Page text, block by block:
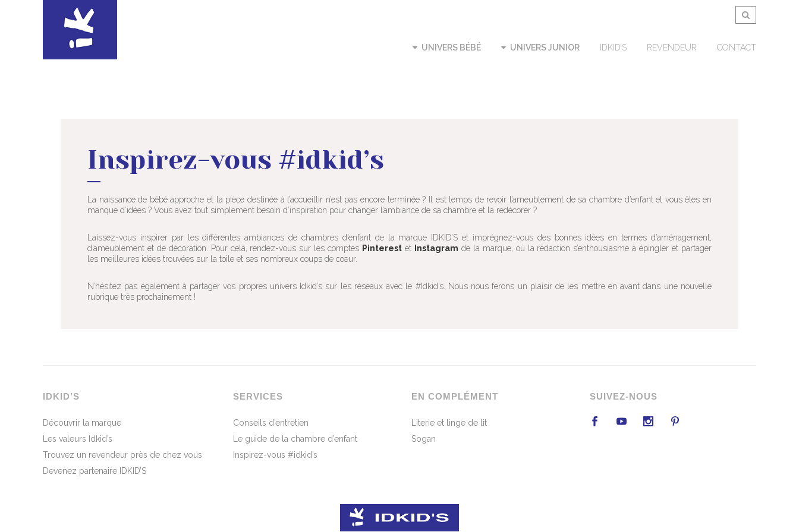
UNIVERS BÉBÉ UNIVERS JUNIOR IDKID’S REVENDEUR CONTACT
Inspirez-vous #idkid’s
La naissance de bébé approche et la pièce destinée à l’accueillir n’est pas encore terminée ? Il est temps de revoir l’ameublement de sa chambre d’enfant et vous êtes en
manque d’idées ? Vous avez tout simplement besoin d’inspiration pour changer l’ambiance de sa chambre et la redécorer ?
Laissez-vous inspirer par les différentes ambiances de chambres d’enfant de la marque IDKID’S et imprégnez-vous des bonnes idées en termes d’aménagement,
d’ameublement et de décoration. Pour celà, rendez-vous sur les comptes Pinterest et Instagram de la marque, où la rédaction s’enthousiasme à épingler et partager
les meilleures idées trouvées sur la toile et ses nombreux coups de cœur.
N’hésitez pas également à partager vos propres univers Idkid’s sur les réseaux avec le #Idkid’s. Nous nous ferons un plaisir de les mettre en avant dans une nouvelle
rubrique très prochainement !
IDKID’S
Découvrir la marque
Les valeurs Idkid’s
Trouvez un revendeur près de chez vous
Devenez partenaire IDKID’S
SERVICES
Conseils d’entretien
Le guide de la chambre d’enfant
Inspirez-vous #idkid’s
EN COMPLÉMENT
Literie et linge de lit
Sogan
SUIVEZ-NOUS